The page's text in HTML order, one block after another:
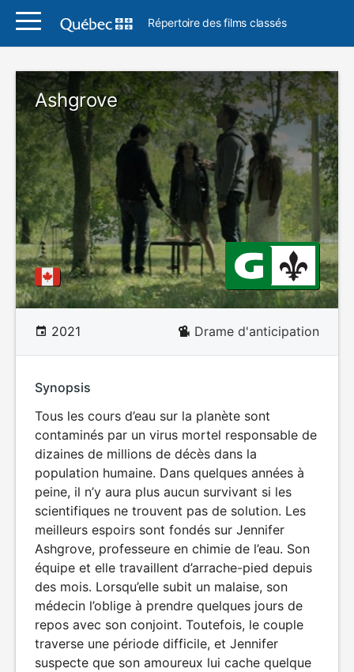
Répertoire des films classés
Ashgrove
2021 Drame d'anticipation
Synopsis
Tous les cours d’eau sur la planète sont
contaminés par un virus mortel responsable de
dizaines de millions de décès dans la
population humaine. Dans quelques années à
peine, il n’y aura plus aucun survivant si les
scientifiques ne trouvent pas de solution. Les
meilleurs espoirs sont fondés sur Jennifer
Ashgrove, professeure en chimie de l’eau. Son
équipe et elle travaillent d’arrache-pied depuis
des mois. Lorsqu’elle subit un malaise, son
médecin l’oblige à prendre quelques jours de
repos avec son conjoint. Toutefois, le couple
traverse une période difficile, et Jennifer
suspecte que son amoureux lui cache quelque